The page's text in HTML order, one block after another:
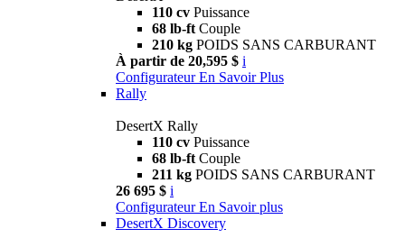
110 cv Puissance
68 lb-ft Couple
210 kg POIDS SANS CARBURANT
À partir de 20,595 $ i
Configurateur En Savoir Plus
Rally
DesertX Rally
110 cv Puissance
68 lb-ft Couple
211 kg POIDS SANS CARBURANT
26 695 $ i
Configurateur En Savoir plus
DesertX Discovery